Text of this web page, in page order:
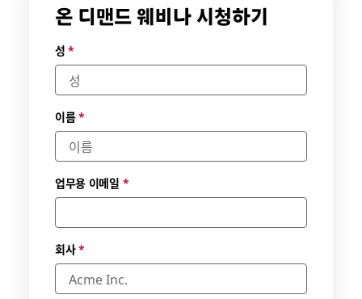
how vendors bring together the people, information, and
tools needed to win proposals.
온 디맨드 웨비나 시청하기
가능한
날짜 및
시간대
를 선택
하세요.
*
성 *
이름*
업무용 이메일 *
회사*